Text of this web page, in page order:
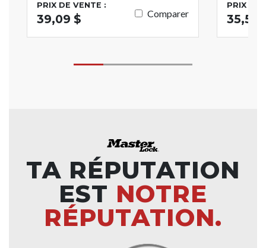
PRIX DE VENTE :
39,09 $ Comparer
PRIX DE
35,54
TA RÉPUTATION
EST NOTRE
RÉPUTATION.